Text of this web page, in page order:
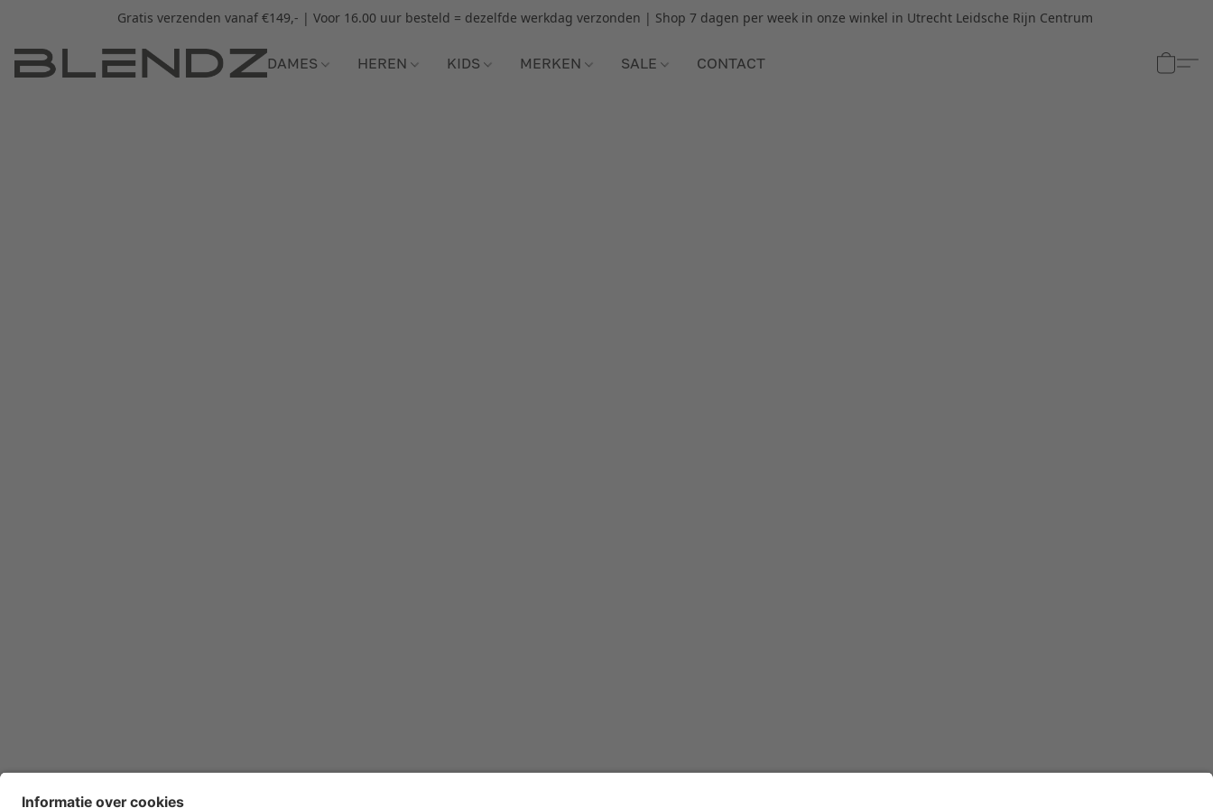
Gratis verzenden vanaf €149,- | Voor 16.00 uur besteld = dezelfde werkdag verzonden | Shop 7 dagen per week in onze winkel in Utrecht Leidsche Rijn Centrum
DAMES HEREN KIDS MERKEN SALE CONTACT